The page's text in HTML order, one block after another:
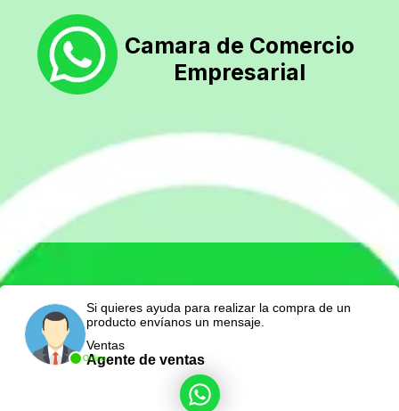
Camara de Comercio
Empresarial
Online
Si quieres ayuda para realizar la compra de un
producto envíanos un mensaje.
Ventas
Agente de ventas